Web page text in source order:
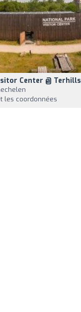
Center @ Terhills
les coordonnées